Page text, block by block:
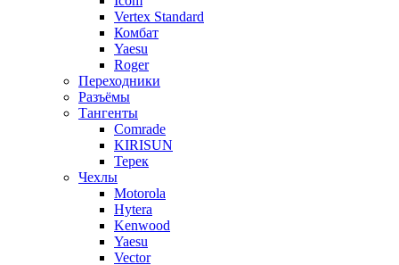
Vertex Standard
Комбат
Yaesu
Roger
Переходники
Разъёмы
Тангенты
Comrade
KIRISUN
Терек
Чехлы
Motorola
Hytera
Kenwood
Yaesu
Vector